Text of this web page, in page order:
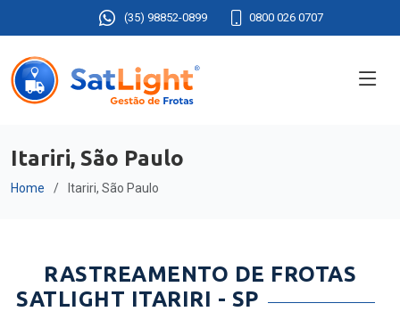
(35) 98852-0899 0800 026 0707
Itariri, São Paulo
Home Itariri, São Paulo
RASTREAMENTO DE FROTAS
SATLIGHT ITARIRI - SP